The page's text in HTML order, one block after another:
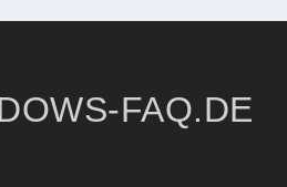
FAQ.DE